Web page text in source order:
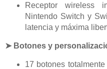
Receptor wireless
Nintendo Switch y
latencia y máxima
➤ Botones y
17 botones